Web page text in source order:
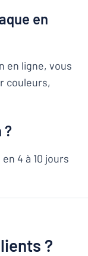
en
en ligne, vous
couleurs,
?
4 à 10 jours
?